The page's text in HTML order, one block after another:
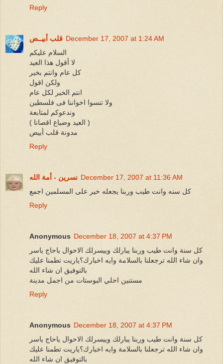
Reply
قلب أبيــض December 17, 2007 at 1:24 AM
السلام عليكم
لا أقول هذا العيد
كل عام وانتم بخير
ولكن اقول
انتم الخير لكل عام
ولا تنسوا اخواننا فى فلسطين
وندعوكم لمتابعة
( العيد وضياع اقصانا )
مدونة قلب أبيض
Reply
نسرين - أمة الله December 17, 2007 at 11:36 AM
كل سنه وانت طيب وربنا يجعله خير على المسلمين اجمع
Reply
Anonymous December 18, 2007 at 4:37 PM
كل سنة وانت طيب وربنا يبارلك وييسرلك الاحوال ياحاج ياسر
وان شاء الله ترجعلنا بالسلامة وايه اخبارك؟ياريت تطمنا عليك
بالتوفيق ان شاء الله
مستنين احلي البوستات من اجمل مدينة
Reply
Anonymous December 18, 2007 at 4:37 PM
كل سنة وانت طيب وربنا يبارلك وييسرلك الاحوال ياحاج ياسر
وان شاء الله ترجعلنا بالسلامة وايه اخبارك؟ياريت تطمنا عليك
بالتوفيق ان شاء الله